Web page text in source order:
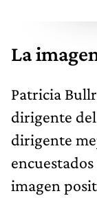
La
Patricia
dirigente
dirigente
imagen